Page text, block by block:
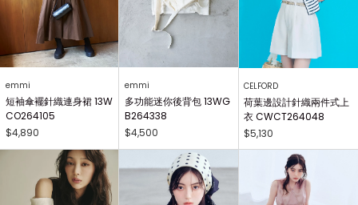
emmi
短袖傘襬針織連身裙 13W
CO264105
$4,890
emmi
多功能迷你後背包 13WG
B264338
$4,500
CELFORD
荷葉邊設計針織兩件式上
衣 CWCT264048
$5,130